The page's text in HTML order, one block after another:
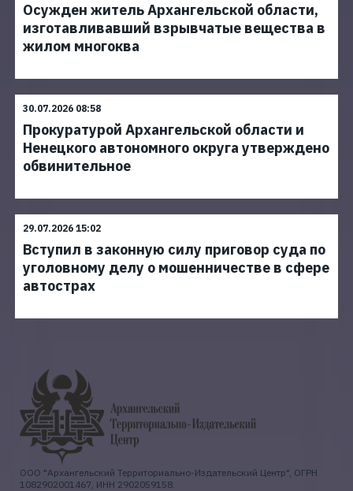
Осужден житель Архангельской области,
изготавливавший взрывчатые вещества в
жилом многоква
30.07.2026 08:58
Прокуратурой Архангельской области и
Ненецкого автономного округа утверждено
обвинительное
29.07.2026 15:02
Вступил в законную силу приговор суда по
уголовному делу о мошенничестве в сфере
автострах
ООО "Архангельский Территориально-Издательский Центр", ОГРН
1082902001467, ИНН 2902059158.